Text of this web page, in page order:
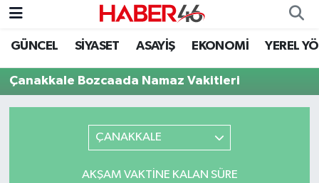
GÜNCEL SİYASET ASAYİŞ EKONOMİ YEREL
Çanakkale Bozcaada Namaz Vakitleri
ÇANAKKALE
AKŞAM VAKTINE KALAN SÜRE
GÜNCEL
EKONOMİ
Nöbetçi Eczaneler
Kahramanmaraş Namaz Vakitleri